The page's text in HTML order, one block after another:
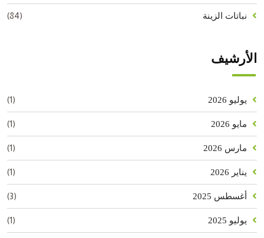
نباتات الزينة (84)
الأرشيف
يوليو 2026 (1)
مايو 2026 (1)
مارس 2026 (1)
يناير 2026 (1)
أغسطس 2025 (3)
يوليو 2025 (1)